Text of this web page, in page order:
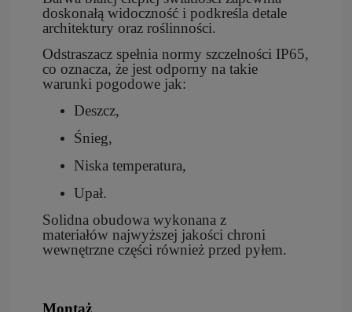
doskonałą widoczność i podkreśla detale
architektury oraz roślinności.
Odstraszacz spełnia normy szczelności IP65,
co oznacza, że jest odporny na takie
warunki pogodowe jak:
Deszcz,
Śnieg,
Niska temperatura,
Upał.
Solidna obudowa wykonana z
materiałów najwyższej jakości chroni
wewnętrzne części również przed pyłem.
Montaż